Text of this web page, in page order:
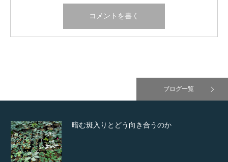
ブログ一覧
暗む斑入りとどう向き合うのか